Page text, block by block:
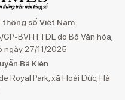
thông số Việt Nam
BVHTTDL do Bộ Văn hóa,
ngày 27/11/2025
Bá Kiên
Royal Park, xã Hoài Đức, Hà